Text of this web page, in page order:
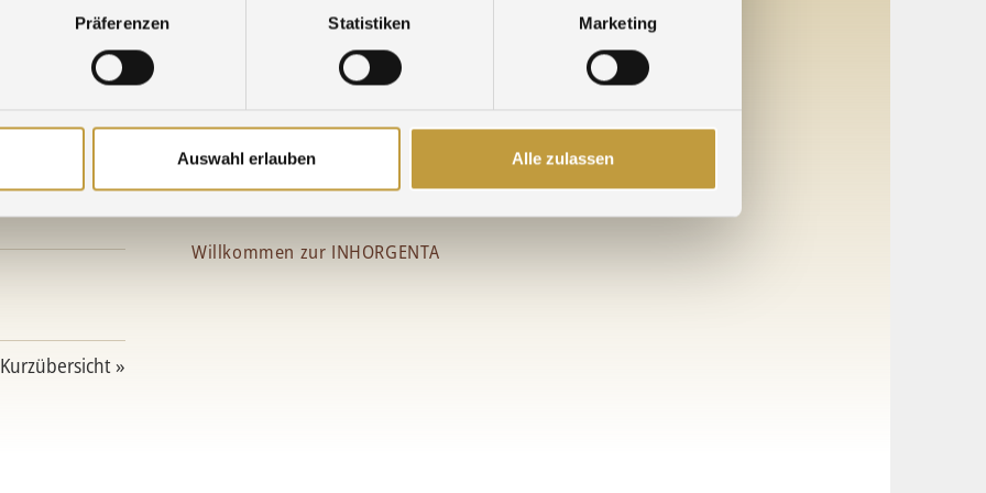
Präferenzen Statistiken Marketing
Auswahl erlauben Alle zulassen
»
Wir freuen uns, Sie in München begrüßen zu dürfen!
Willkommen zur INHORGENTA